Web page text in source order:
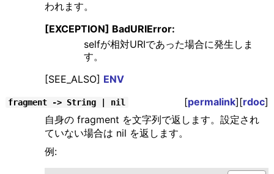
われます。
[EXCEPTION] BadURIError:
selfが相対URIであった場合に発生しま
す。
[SEE_ALSO] ENV
fragment -> String | nil [permalink][rdoc]
自身の fragment を文字列で返します。設定され
ていない場合は nil を返します。
例: